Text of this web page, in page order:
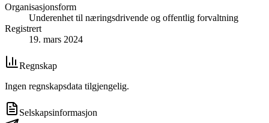
Organisasjonsform
Underenhet til næringsdrivende og offentlig forvaltning
Registrert
19. mars 2024
Regnskap
Ingen regnskapsdata tilgjengelig.
Selskapsinformasjon